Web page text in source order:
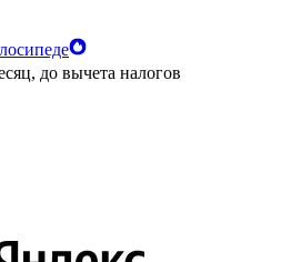
до вычета налогов